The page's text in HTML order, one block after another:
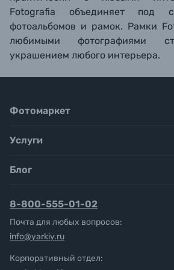
Fotografia объединяет под
фотоальбомов и рамок. Рамки
любимыми фотографиями
украшением любого интерьера.
Фотомаркет
Услуги
Блог
8-800-555-01-02
Почта для любых вопросов:
info@yarkiy.ru
Корпоративный отдел: